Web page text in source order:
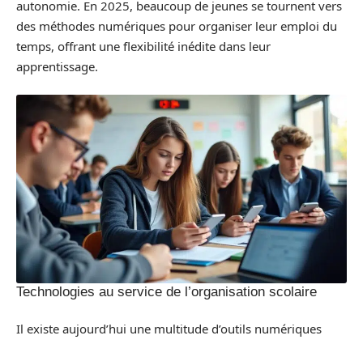
autonomie. En 2025, beaucoup de jeunes se tournent vers
des méthodes numériques pour organiser leur emploi du
temps, offrant une flexibilité inédite dans leur
apprentissage.
Technologies au service de l’organisation scolaire
Il existe aujourd’hui une multitude d’outils numériques